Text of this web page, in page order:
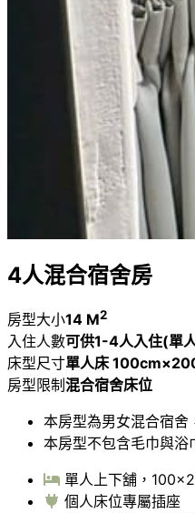
4人混合宿舍房
房型大小14 M2
入住人數可供1-4人入住(單
床型尺寸單人床
房型限制 混合宿舍床位
本房型為男女混合宿舍
本房型不包含毛巾與浴
單人上下舖，
個人床位專屬插座